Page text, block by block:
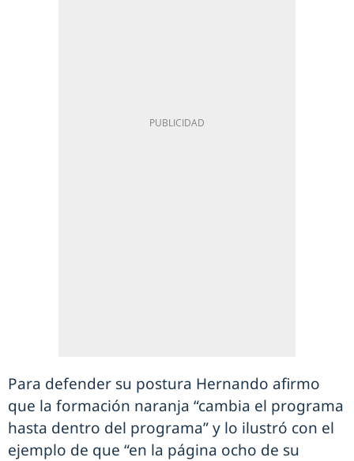
Para defender su postura Hernando afirmo
que la formación naranja “cambia el programa
hasta dentro del programa” y lo ilustró con el
ejemplo de que “en la página ocho de su